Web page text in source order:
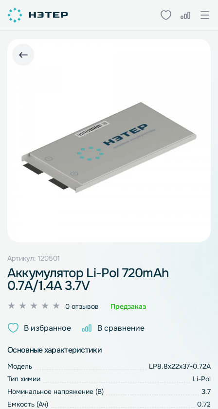
Артикул: 120501
Аккумулятор Li-Pol 720mAh
0.7A/1.4A 3.7V
Оценка
из
0 отзывов Предзаказ
В избранное В сравнение
Основные характеристики
Модель
LP8.8х22х37-0.72A
Тип химии
Li-Pol
Номинальное напряжение (В)
3.7
Емкость (Ач)
0.72